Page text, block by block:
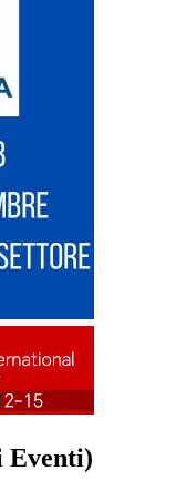
Eventi)